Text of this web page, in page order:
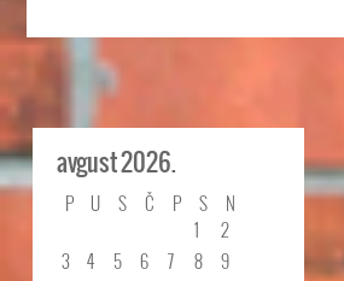
avgust 2026.
P U S Č P S
N
1
2
3
4 5 6 7 8
9